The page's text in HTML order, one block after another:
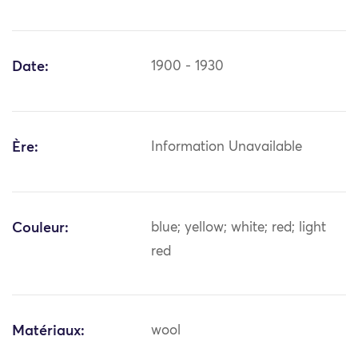
Date: 1900 - 1930
Ère: Information Unavailable
Couleur:
blue; yellow; white; red; light
red
Matériaux: wool